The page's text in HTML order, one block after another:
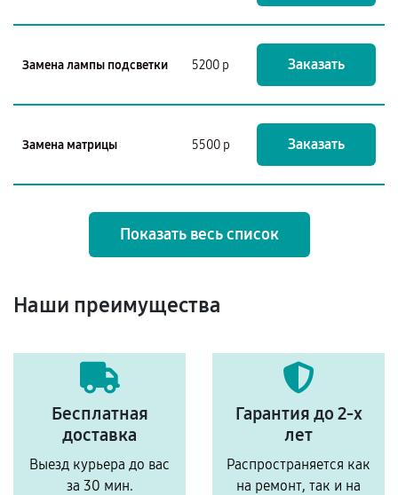
Замена лампы подсветки 5200 р Заказать
Замена матрицы 5500 р Заказать
Показать весь список
Наши преимущества
Бесплатная
доставка
Выезд курьера до вас
за 30 мин.
Гарантия до 2-х
лет
Распространяется как
на ремонт, так и на